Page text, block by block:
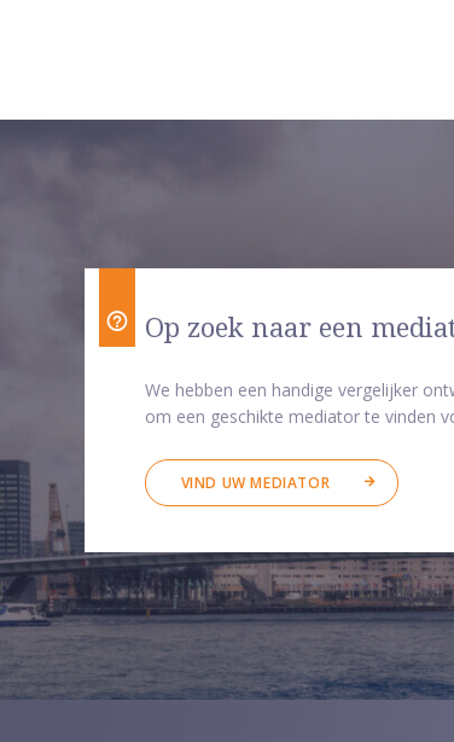
Op zoek naar een
We hebben een handige vergelijker
om een geschikte mediator te vinden
VIND UW MEDIATOR